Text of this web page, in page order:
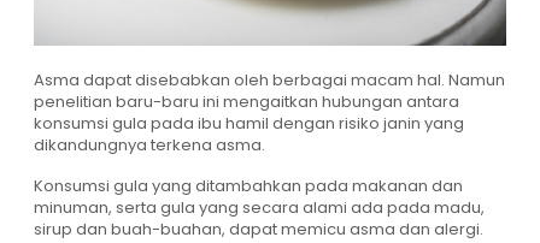
Asma dapat disebabkan oleh berbagai macam hal. Namun
penelitian baru-baru ini mengaitkan hubungan antara
konsumsi gula pada ibu hamil dengan risiko janin yang
dikandungnya terkena asma.
Konsumsi gula yang ditambahkan pada makanan dan
minuman, serta gula yang secara alami ada pada madu,
sirup dan buah-buahan, dapat memicu asma dan alergi.